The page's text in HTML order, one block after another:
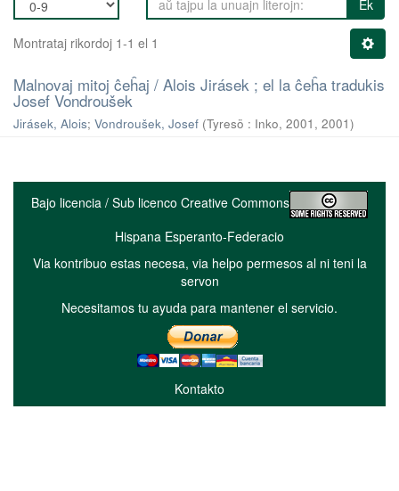
Ek
Montrataj rikordoj 1-1 el 1
Malnovaj mitoj ĉeĥaj / Alois Jirásek ; el la ĉeĥa tradukis
Josef Vondroušek
Jirásek, Alois; Vondroušek, Josef (Tyresö : Inko, 2001 , 2001)
Bajo licencia / Sub licenco Creative Commons
Hispana Esperanto-Federacio
Via kontribuo estas necesa, via helpo permesos al ni teni la
servon
Necesitamos tu ayuda para mantener el servicio.
Kontakto